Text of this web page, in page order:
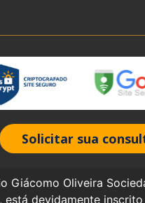
Solicitar sua
Giácomo Oliveira
está devidamente